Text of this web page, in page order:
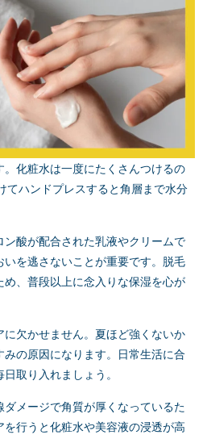
化粧水は一度にたくさんつけるの
てハンドプレスすると角層まで水分
酸が配合された乳液やクリームで
いを逃さないことが重要です。脱毛
、普段以上に念入りな保湿を心が
欠かせません。夏ほど強くないか
の原因になります。日常生活に合
取り入れましょう。
メージで角質が厚くなっているた
行うと化粧水や美容液の浸透が高